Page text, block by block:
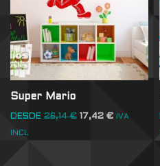
Super Mario
DESDE 26,14€ 17,42 € IVA
INCL